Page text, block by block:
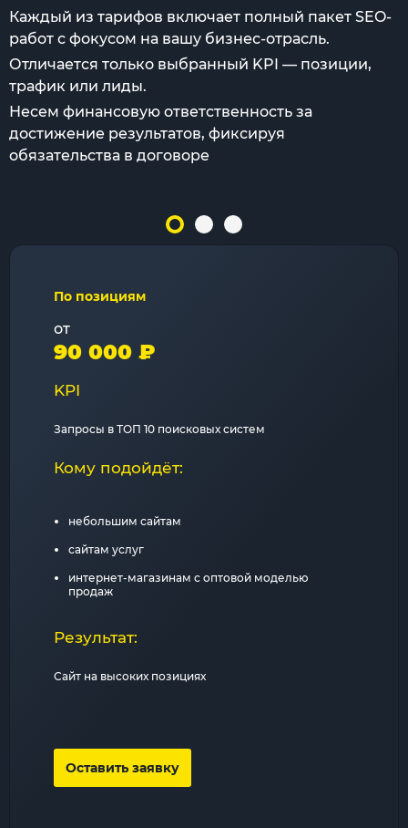
Каждый из тарифов включает полный пакет SEO-
работ с фокусом на вашу бизнес-отрасль.
Отличается только выбранный KPI — позиции,
трафик или лиды.
Несем финансовую ответственность за
достижение результатов, фиксируя
обязательства в договоре
По позициям
от
90 000 ₽
KPI
Запросы в ТОП 10 поисковых систем
Кому подойдёт:
небольшим сайтам
сайтам услуг
интернет-магазинам с оптовой моделью
продаж
Результат:
Сайт на высоких позициях
Оставить заявку